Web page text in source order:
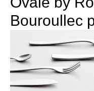
Bouroullec